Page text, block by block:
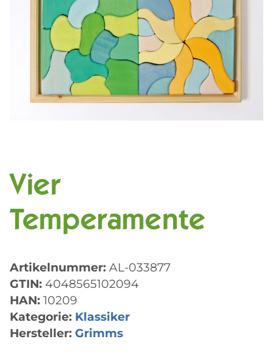
Vier
Temperamente
Artikelnummer: AL-033877
GTIN: 4048565102094
HAN: 10209
Kategorie: Klassiker
Hersteller: Grimms